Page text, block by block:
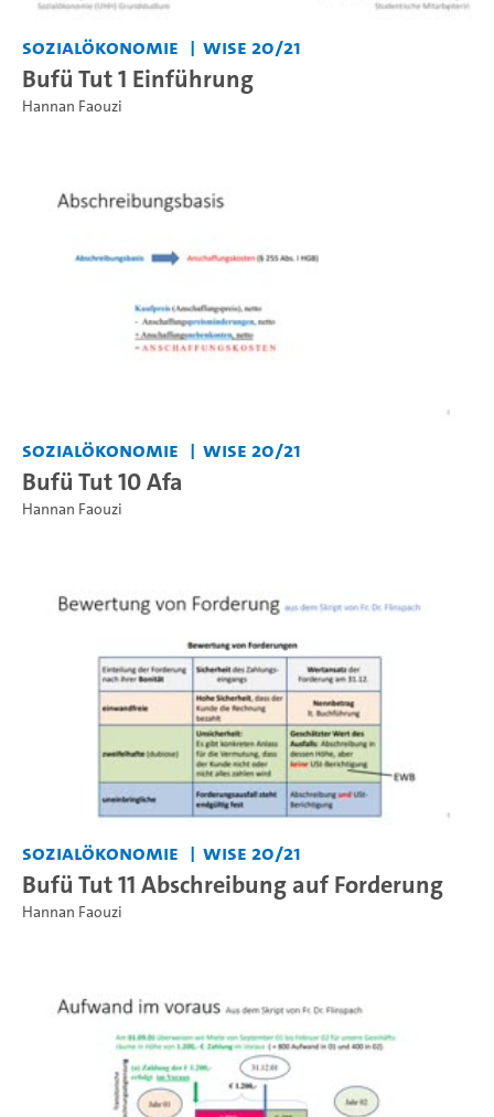
Sozialökonomie WiSe 20/21
Bufü Tut 1 Einführung
Hannan Faouzi
Sozialökonomie WiSe 20/21
Bufü Tut 10 Afa
Hannan Faouzi
Sozialökonomie WiSe 20/21
Bufü Tut 11 Abschreibung auf Forderung
Hannan Faouzi